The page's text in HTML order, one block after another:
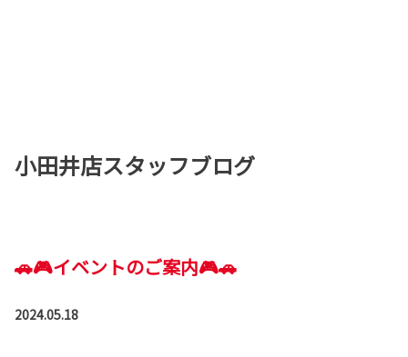
小田井店スタッフブログ
🚗🎮イベントのご案内🎮🚗
2024.05.18